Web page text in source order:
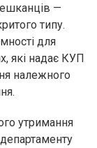
—
типу.
для
які надає КУП
належного
утримання